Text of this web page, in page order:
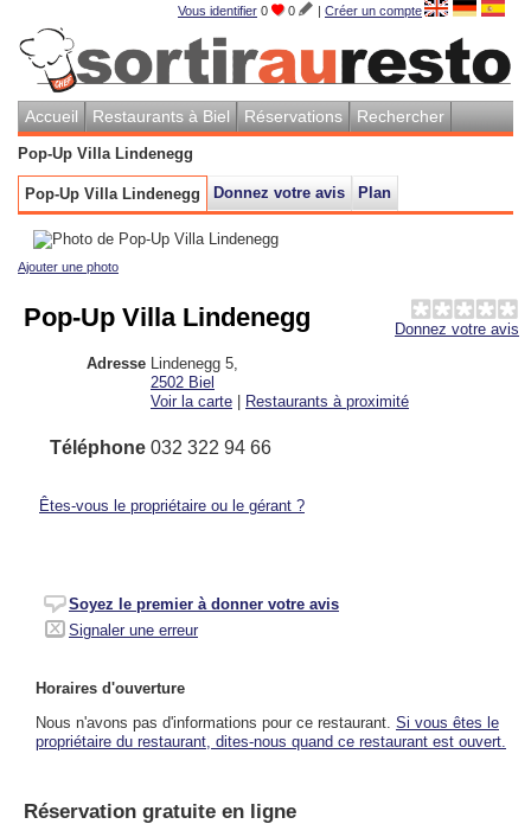
Vous identifier 0 0 | Créer un compte
Accueil Restaurants à Biel Réservations Rechercher
Pop-Up Villa Lindenegg
Pop-Up Villa Lindenegg Donnez votre avis Plan
Ajouter une photo
Donnez votre avis
Pop-Up Villa Lindenegg
Adresse Lindenegg 5
2502 Biel
Voir la carte
Restaurants à proximité
Téléphone 032 322 94 66
Êtes-vous le propriétaire ou le gérant ?
Soyez le premier à donner votre avis
Signaler une erreur
Horaires d'ouverture
Nous n'avons pas d'informations pour ce restaurant. Si vous êtes le
propriétaire du restaurant, dites-nous quand ce restaurant est ouvert.
Réservation gratuite en ligne